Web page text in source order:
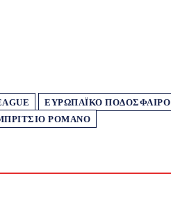
ΕΥΡΩΠΑΪΚΌ ΠΟΔΌΣΦΑΙΡΟ
ΡΟΜΆΝΟ